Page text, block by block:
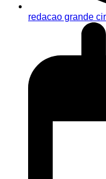
redacao grande